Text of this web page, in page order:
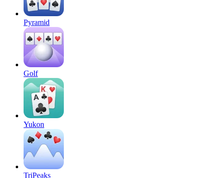
Pyramid
Golf
Yukon
TriPeaks